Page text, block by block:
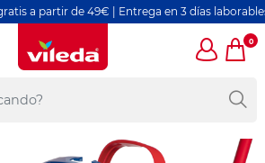
de 49€ | Entrega en 3 días laborables
0